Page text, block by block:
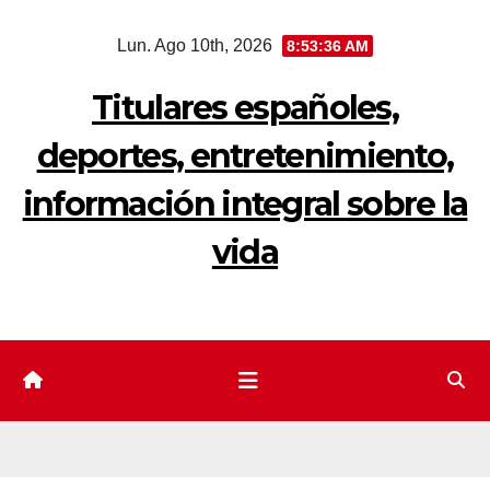
Lun. Ago 10th, 2026 8:53:37 AM
Titulares españoles,
deportes, entretenimiento,
información integral sobre la
vida